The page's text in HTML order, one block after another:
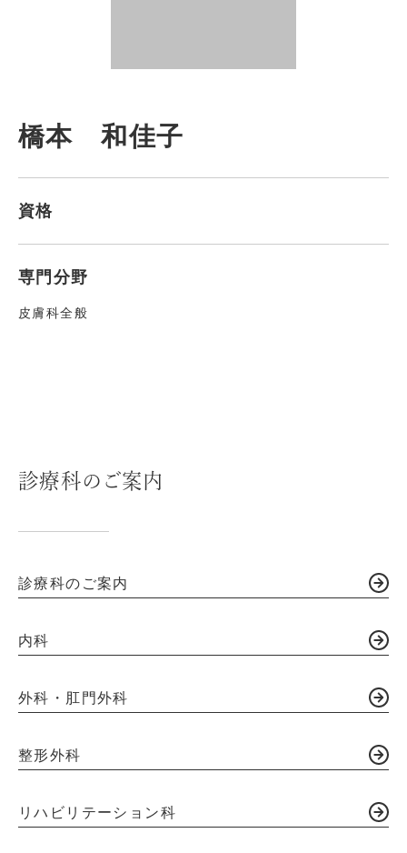
橋本 和佳子
資格
専門分野
皮膚科全般
診療科のご案内
診療科のご案内
内科
外科・肛門外科
整形外科
リハビリテーション科